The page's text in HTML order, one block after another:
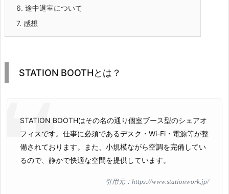
6. 途中退室について
7. 感想
STATION BOOTHとは？
STATION BOOTHはその名の通り個室ブース型のシェアオ
フィスです。仕事に必須であるデスク・Wi-Fi・電源等が整
備されております。また、小規模ながら空調を完備してい
るので、静かで快適な空間を提供しています。
引用元：https://www.stationwork.jp/